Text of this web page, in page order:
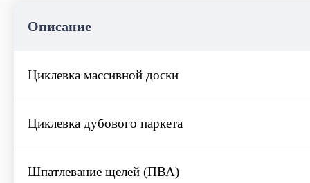
Описание
Циклевка массивной доски
Циклевка дубового паркета
Шпатлевание щелей (ПВА)